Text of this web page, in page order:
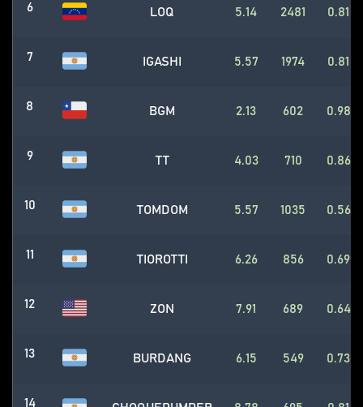
6 LOQ 5.14 2481 0.81
7 IGASHI 5.57 1974 0.81
8 BGM 2.13 602 0.98
9 TT 4.03 710 0.86
10 TOMDOM 5.57 1035 0.56
11 TIOROTTI 6.26 856 0.69
12 ZON 7.91 689 0.64
13 BURDANG 6.15 549 0.73
14